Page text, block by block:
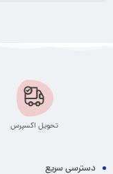
تحویل اکسپرس
دسترسی سریع